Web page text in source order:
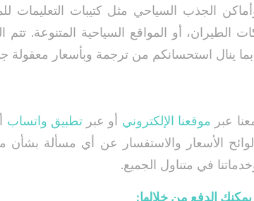
الجذب السياحي مثل كتيبات التعليمات
الطيران، أو المواقع السياحية المتنوعة.
ينال استحسانكم من ترجمة وبأسعار معقولة
عبر موقعنا الإلكتروني أو عبرتطبيق واتساب
الأسعار والاستفسار عن أي مسألة بشأن
في متناول الجميع.
الدفع من خلالها: